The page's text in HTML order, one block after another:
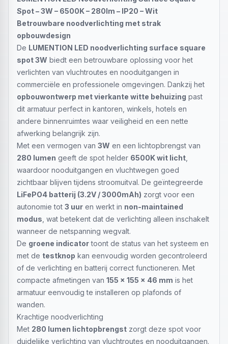
Spot – 3W – 6500K – 280lm – IP20 – Wit
Betrouwbare noodverlichting met strak
opbouwdesign
De LUMENTION LED noodverlichting surface square
spot 3W biedt een betrouwbare oplossing voor het
verlichten van vluchtroutes en nooduitgangen in
commerciële en professionele omgevingen. Dankzij het
opbouwontwerp met vierkante witte behuizing past
dit armatuur perfect in kantoren, winkels, hotels en
andere binnenruimtes waar veiligheid en een nette
afwerking belangrijk zijn.
Met een vermogen van 3W en een lichtopbrengst van
280 lumen geeft de spot helder 6500K wit licht
waardoor nooduitgangen en vluchtwegen goed
zichtbaar blijven tijdens stroomuitval. De geïntegreerde
LiFePO4 batterij (3.2V / 3000mAh) zorgt voor een
autonomie tot 3 uur en werkt in non-maintained
modus , wat betekent dat de verlichting alleen inschakelt
wanneer de netspanning wegvalt.
De groene indicatortoont de status van het systeem en
met de testknop kan eenvoudig worden gecontroleerd
of de verlichting en batterij correct functioneren. Met
compacte afmetingen van 155 × 155 × 46 mm is het
armatuur eenvoudig te installeren op plafonds of
wanden.
Krachtige noodverlichting
Met 280 lumen lichtopbrengst zorgt deze spot voor
duidelijke verlichting van vluchtroutes en nooduitgangen.